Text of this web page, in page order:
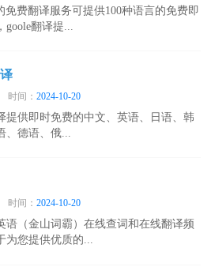
免费翻译服务可提供100种语言的免费即
goole翻译提...
时间：2024-10-20
提供即时免费的中文、英语、日语、韩
、德语、俄...
时间：2024-10-20
语（金山词霸）在线查词和在线翻译频
为您提供优质的...